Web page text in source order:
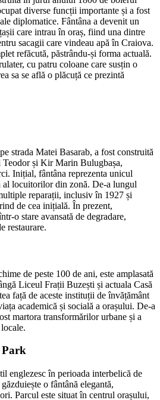
diverse funcții importante și a fost
diplomatice. Fântâna a devenit un
care intrau în oraș, fiind una dintre
sacagii care vindeau apă în Craiova.
refăcută, păstrându-și forma actuală.
cu patru coloane care susțin o
sa se află o plăcuță ce prezintă
strada Matei Basarab, a fost construită
Teodor și Kir Marin Bulugbașa,
Inițial, fântâna reprezenta unicul
al locuitorilor din zonă. De-a lungul
reparații, inclusiv în 1927 și
de cea inițială. În prezent,
o stare avansată de degradare,
restaurare.
de peste 100 de ani, este amplasată
Liceul Frații Buzești și actuala Casă
față de aceste instituții de învățământ
academică și socială a orașului. De-a
martora transformărilor urbane și a
Park
englezesc în perioada interbelică de
o fântână elegantă,
Parcul este situat în centrul orașului,